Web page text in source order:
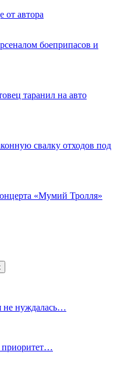
от автора
боеприпасов и
таранил на авто
свалку отходов под
«Мумий Тролля»
не нуждалась…